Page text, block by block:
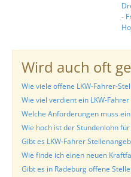
-
Wird auch oft
Wie viele offene LKW-Fahrer-
Wie viel verdient ein LKW-Fahrer
Welche Anforderungen muss
Wie hoch ist der Stundenlohn
Gibt es LKW-Fahrer
Wie finde ich einen neuen
Gibt es in Radeburg offene